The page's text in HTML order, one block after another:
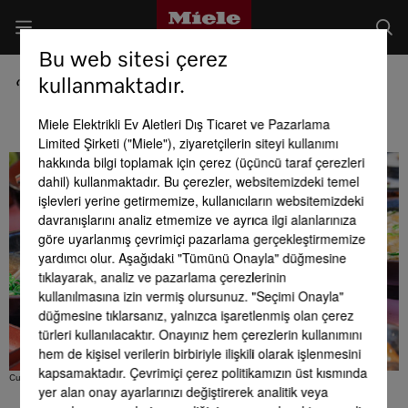
“Oishii”
Curioso Photography - stock.adobe.com
Bu web sitesi çerez
kullanmaktadır.
Miele Elektrikli Ev Aletleri Dış Ticaret ve Pazarlama
Limited Şirketi ("Miele"), ziyaretçilerin siteyi kullanımı
hakkında bilgi toplamak için çerez (üçüncü taraf çerezleri
dahil) kullanmaktadır. Bu çerezler, websitemizdeki temel
işlevleri yerine getirmemize, kullanıcıların websitemizdeki
davranışlarını analiz etmemize ve ayrıca ilgi alanlarınıza
göre uyarlanmış çevrimiçi pazarlama gerçekleştirmemize
yardımcı olur. Aşağıdaki "Tümünü Onayla" düğmesine
tıklayarak, analiz ve pazarlama çerezlerinin
kullanılmasına izin vermiş olursunuz. "Seçimi Onayla"
düğmesine tıklarsanız, yalnızca işaretlenmiş olan çerez
türleri kullanılacaktır. Onayınız hem çerezlerin kullanımını
hem de kişisel verilerin birbiriyle ilişkili olarak işlenmesini
kapsamaktadır. Çevrimiçi çerez politikamızın üst kısmında
yer alan onay ayarlarınızı değiştirerek analitik veya